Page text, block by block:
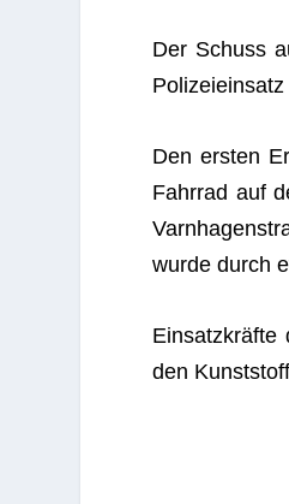
Der Schuss
Den ers­ten
Fahr­rad auf
wurde durch
Ein­satz­kräfte
den